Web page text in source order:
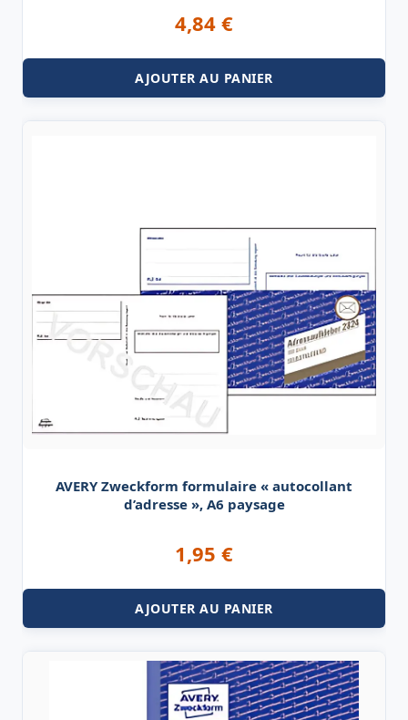
4,84 €
AJOUTER AU PANIER
AVERY Zweckform formulaire « autocollant
d’adresse », A6 paysage
1,95 €
AJOUTER AU PANIER